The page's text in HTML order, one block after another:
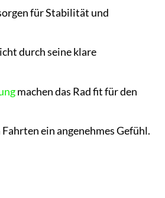
für Stabilität und
durch seine klare
machen das Rad fit für den
ein angenehmes Gefühl.